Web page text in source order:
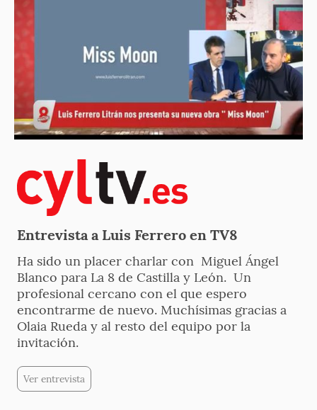
Entrevista a Luis Ferrero en TV8
Ha sido un placer charlar con Miguel Ángel
Blanco para La 8 de Castilla y León. Un
profesional cercano con el que espero
encontrarme de nuevo. Muchísimas gracias a
Olaia Rueda y al resto del equipo por la
invitación.
Ver entrevista